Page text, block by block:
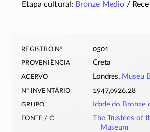
Etapa cultural: Bronze Médio /
registro nº 0501
proveniência Creta
acervo Londres, Museu
nº inventário 1947,0926.28
grupo Idade do Bronze
fonte / ©
The Trustees of
Museum